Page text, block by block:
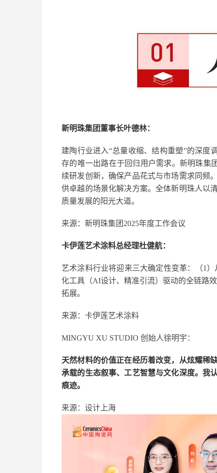
新明珠集团董事长叶德林：
建陶行业进入“总量收缩、结构重塑”的深度
存的唯一出路在于回归用户需求。新明珠集
续研发创新，确保产品花式与市场需求同频
供卓越的场景化解决方案。全体新明珠人以
质量发展的阳光大道。
来源：新明珠集团2025年度工作会议
卡伊莲艺术涂料总经理杜健航：
艺术涂料行业将迎来三大确定性变革：（1
化工具（AI设计、精准引流）驱动的全链路
拓展。
来源：卡伊莲艺术涂料
MINGYU XU STUDIO 创始人徐明宇：
天然材料的价值正在经历着改变，从炫耀稀
承载的生态叙事、工艺智慧与文化深度。我
痕迹。
来源：设计上海